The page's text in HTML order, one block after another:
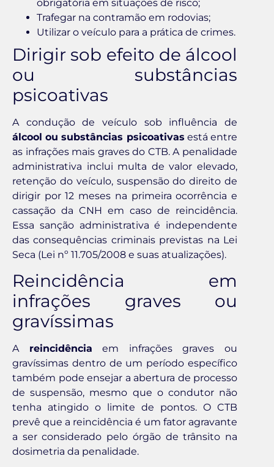
obrigatória em situações de risco;
Trafegar na contramão em rodovias;
Utilizar o veículo para a prática de crimes.
Dirigir sob efeito de álcool
ou substâncias
psicoativas
A condução de veículo sob influência de
álcool ou substâncias psicoativas está entre
as infrações mais graves do CTB. A penalidade
administrativa inclui multa de valor elevado,
retenção do veículo, suspensão do direito de
dirigir por 12 meses na primeira ocorrência e
cassação da CNH em caso de reincidência.
Essa sanção administrativa é independente
das consequências criminais previstas na Lei
Seca (Lei nº 11.705/2008 e suas atualizações).
Reincidência em
infrações graves ou
gravíssimas
A reincidência em infrações graves ou
gravíssimas dentro de um período específico
também pode ensejar a abertura de processo
de suspensão, mesmo que o condutor não
tenha atingido o limite de pontos. O CTB
prevê que a reincidência é um fator agravante
a ser considerado pelo órgão de trânsito na
dosimetria da penalidade.